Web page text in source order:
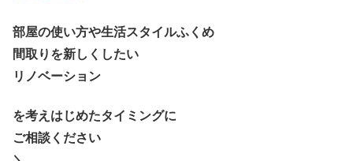
部屋の使い方や生活スタイルふくめ
間取りを新しくしたい
リノベーション
を考えはじめたタイミングに
ご相談ください